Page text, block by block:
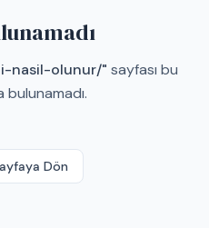
nasil-olunur/" sayfası bu
Dön